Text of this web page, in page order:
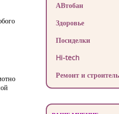
АВтобан
Здоровье
Посиделки
Hi-tech
Ремонт и